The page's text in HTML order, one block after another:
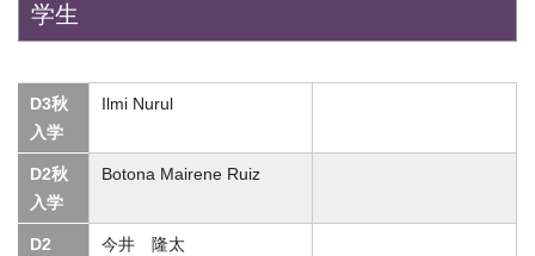
学生
D3秋
入学
Ilmi Nurul
D2秋
入学
Botona Mairene Ruiz
D2 今井 隆太